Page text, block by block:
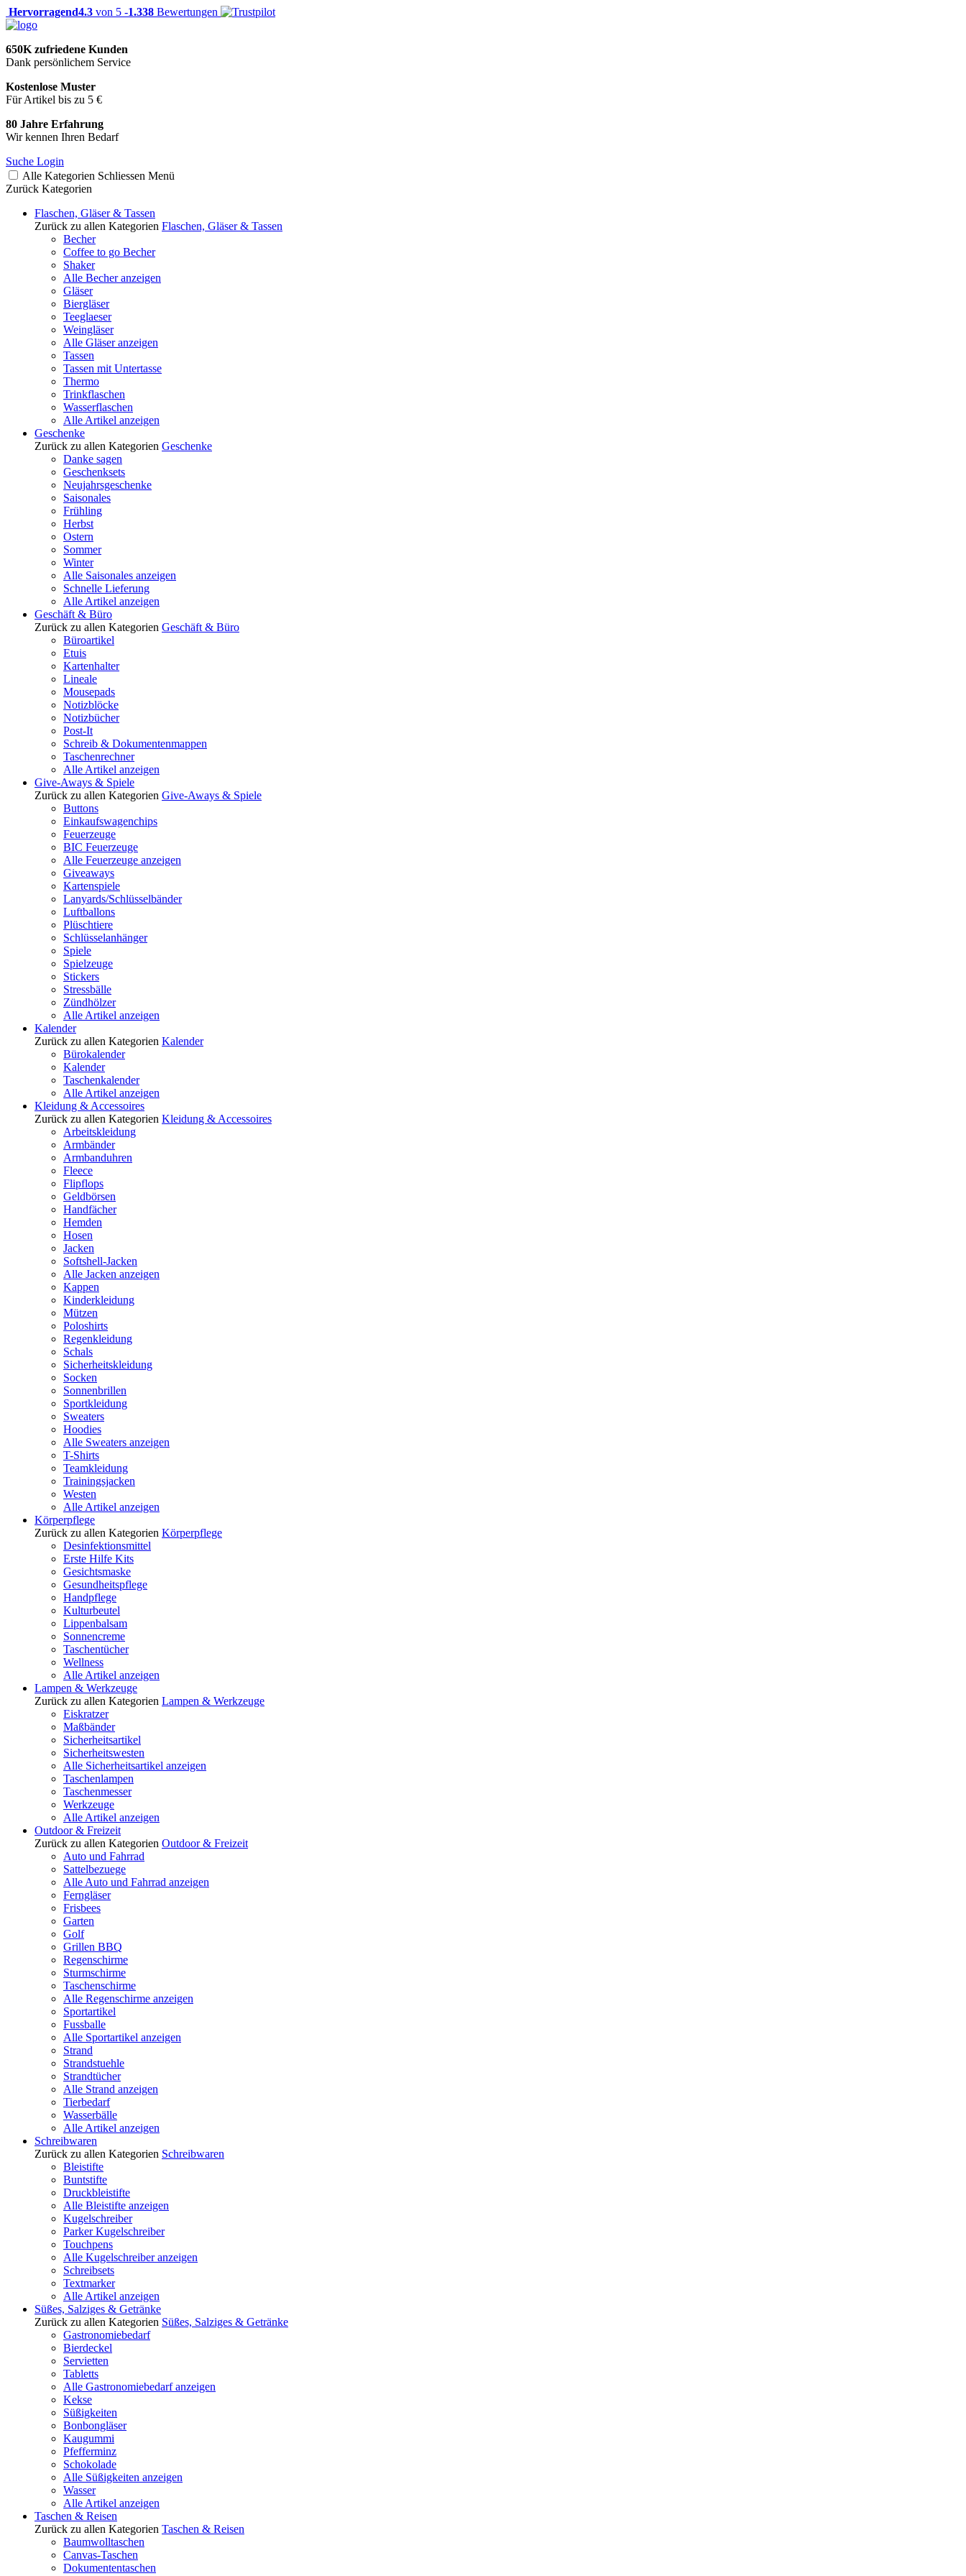
Hervorragend4.3 von 5 -1.338 Bewertungen
650K zufriedene Kunden
Dank persönlichem Service
Kostenlose Muster
Für Artikel bis zu 5 €
80 Jahre Erfahrung
Wir kennen Ihren Bedarf
Suche Login
Alle Kategorien Schliessen Menü
Zurück Kategorien
Flaschen, Gläser & Tassen
Zurück zu allen Kategorien Flaschen, Gläser & Tassen
Becher
Coffee to go Becher
Shaker
Alle Becher anzeigen
Gläser
Biergläser
Teeglaeser
Weingläser
Alle Gläser anzeigen
Tassen
Tassen mit Untertasse
Thermo
Trinkflaschen
Wasserflaschen
Alle Artikel anzeigen
Geschenke
Zurück zu allen Kategorien Geschenke
Danke sagen
Geschenksets
Neujahrsgeschenke
Saisonales
Frühling
Herbst
Ostern
Sommer
Winter
Alle Saisonales anzeigen
Schnelle Lieferung
Alle Artikel anzeigen
Geschäft & Büro
Zurück zu allen Kategorien Geschäft & Büro
Büroartikel
Etuis
Kartenhalter
Lineale
Mousepads
Notizblöcke
Notizbücher
Post-It
Schreib & Dokumentenmappen
Taschenrechner
Alle Artikel anzeigen
Give-Aways & Spiele
Zurück zu allen Kategorien Give-Aways & Spiele
Buttons
Einkaufswagenchips
Feuerzeuge
BIC Feuerzeuge
Alle Feuerzeuge anzeigen
Giveaways
Kartenspiele
Lanyards/Schlüsselbänder
Luftballons
Plüschtiere
Schlüsselanhänger
Spiele
Spielzeuge
Stickers
Stressbälle
Zündhölzer
Alle Artikel anzeigen
Kalender
Zurück zu allen Kategorien Kalender
Bürokalender
Kalender
Taschenkalender
Alle Artikel anzeigen
Kleidung & Accessoires
Zurück zu allen Kategorien Kleidung & Accessoires
Arbeitskleidung
Armbänder
Armbanduhren
Fleece
Flipflops
Geldbörsen
Handfächer
Hemden
Hosen
Jacken
Softshell-Jacken
Alle Jacken anzeigen
Kappen
Kinderkleidung
Mützen
Poloshirts
Regenkleidung
Schals
Sicherheitskleidung
Socken
Sonnenbrillen
Sportkleidung
Sweaters
Hoodies
Alle Sweaters anzeigen
T-Shirts
Teamkleidung
Trainingsjacken
Westen
Alle Artikel anzeigen
Körperpflege
Zurück zu allen Kategorien Körperpflege
Desinfektionsmittel
Erste Hilfe Kits
Gesichtsmaske
Gesundheitspflege
Handpflege
Kulturbeutel
Lippenbalsam
Sonnencreme
Taschentücher
Wellness
Alle Artikel anzeigen
Lampen & Werkzeuge
Zurück zu allen Kategorien Lampen & Werkzeuge
Eiskratzer
Maßbänder
Sicherheitsartikel
Sicherheitswesten
Alle Sicherheitsartikel anzeigen
Taschenlampen
Taschenmesser
Werkzeuge
Alle Artikel anzeigen
Outdoor & Freizeit
Zurück zu allen Kategorien Outdoor & Freizeit
Auto und Fahrrad
Sattelbezuege
Alle Auto und Fahrrad anzeigen
Ferngläser
Frisbees
Garten
Golf
Grillen BBQ
Regenschirme
Sturmschirme
Taschenschirme
Alle Regenschirme anzeigen
Sportartikel
Fussballe
Alle Sportartikel anzeigen
Strand
Strandstuehle
Strandtücher
Alle Strand anzeigen
Tierbedarf
Wasserbälle
Alle Artikel anzeigen
Schreibwaren
Zurück zu allen Kategorien Schreibwaren
Bleistifte
Buntstifte
Druckbleistifte
Alle Bleistifte anzeigen
Kugelschreiber
Parker Kugelschreiber
Touchpens
Alle Kugelschreiber anzeigen
Schreibsets
Textmarker
Alle Artikel anzeigen
Süßes, Salziges & Getränke
Zurück zu allen Kategorien Süßes, Salziges & Getränke
Gastronomiebedarf
Bierdeckel
Servietten
Tabletts
Alle Gastronomiebedarf anzeigen
Kekse
Süßigkeiten
Bonbongläser
Kaugummi
Pfefferminz
Schokolade
Alle Süßigkeiten anzeigen
Wasser
Alle Artikel anzeigen
Taschen & Reisen
Zurück zu allen Kategorien Taschen & Reisen
Baumwolltaschen
Canvas-Taschen
Dokumententaschen